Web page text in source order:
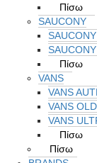
Πίσω
SAUCONY
Πίσω
VANS
VANS
VANS
VANS
Πίσω
Πίσω